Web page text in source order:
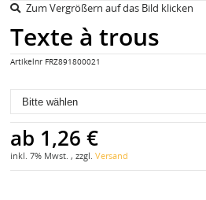
Zum Vergrößern auf das Bild klicken
Texte à trous
Artikelnr FRZ891800021
ab 1,26 €
inkl. 7% Mwst. , zzgl. Versand